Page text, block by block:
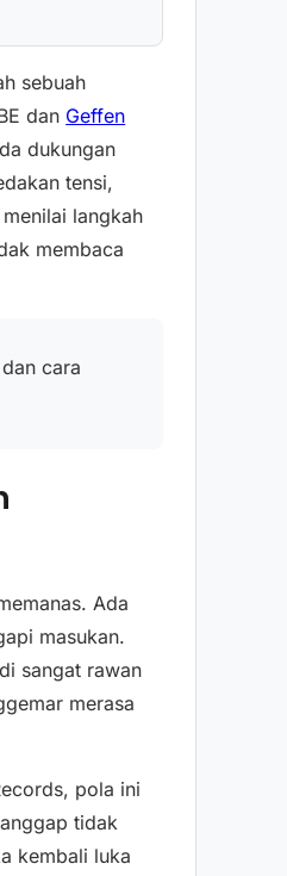
sebuah
dan Geffen
dukungan
tensi,
langkah
membaca
cara
Ada
masukan.
sangat rawan
merasa
pola ini
tidak
kembali luka